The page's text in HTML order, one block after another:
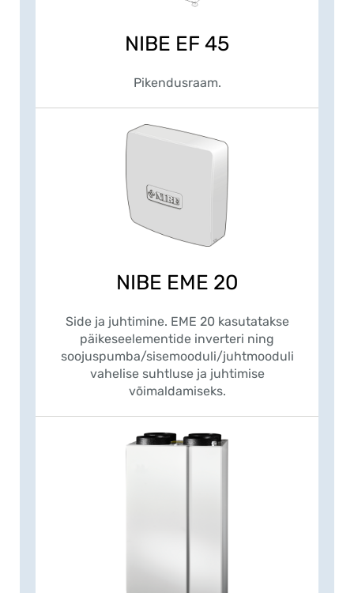
NIBE EF 45
Pikendusraam.
NIBE EME 20
Side ja juhtimine. EME 20 kasutatakse
päikeseelementide inverteri ning
soojuspumba/sisemooduli/juhtmooduli
vahelise suhtluse ja juhtimise
võimaldamiseks.